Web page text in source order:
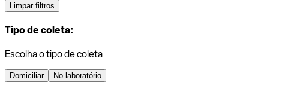
Limpar filtros
Tipo de coleta:
Escolha o tipo de coleta
Domiciliar No laboratório